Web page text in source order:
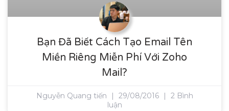
Bạn Đã Biết Cách Tạo Email Tên
Miền Riêng Miễn Phí Với Zoho
Mail?
Nguyễn Quang tiến 29/08/2016
2 Bình
luận